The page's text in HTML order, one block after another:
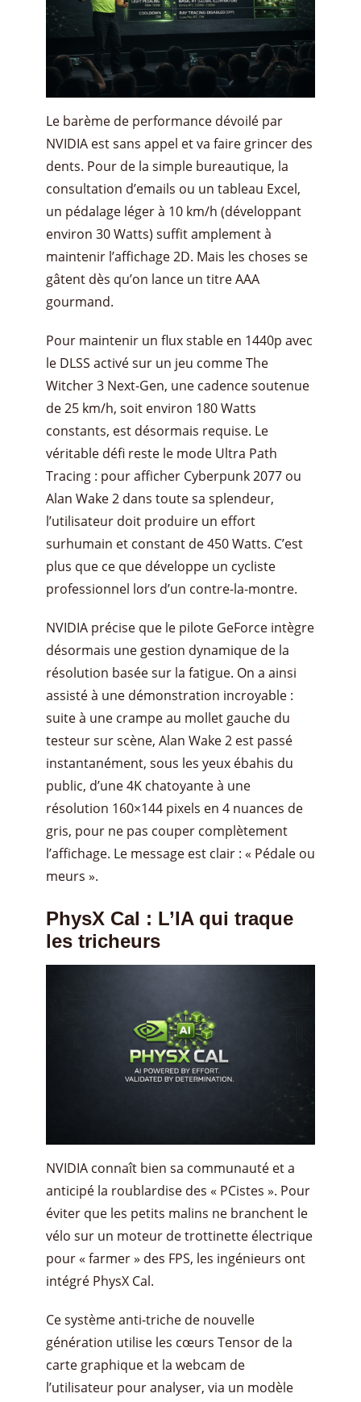
Le barème de performance dévoilé par
NVIDIA est sans appel et va faire grincer des
dents. Pour de la simple bureautique, la
consultation d’emails ou un tableau Excel,
un pédalage léger à 10 km/h (développant
environ 30 Watts) suffit amplement à
maintenir l’affichage 2D. Mais les choses se
gâtent dès qu’on lance un titre AAA
gourmand.
​Pour maintenir un flux stable en 1440p avec
le DLSS activé sur un jeu comme The
Witcher 3 Next-Gen, une cadence soutenue
de 25 km/h, soit environ 180 Watts
constants, est désormais requise. Le
véritable défi reste le mode Ultra Path
Tracing : pour afficher Cyberpunk 2077 ou
Alan Wake 2 dans toute sa splendeur,
l’utilisateur doit produire un effort
surhumain et constant de 450 Watts. C’est
plus que ce que développe un cycliste
professionnel lors d’un contre-la-montre.
​NVIDIA précise que le pilote GeForce intègre
désormais une gestion dynamique de la
résolution basée sur la fatigue. On a ainsi
assisté à une démonstration incroyable :
suite à une crampe au mollet gauche du
testeur sur scène, Alan Wake 2 est passé
instantanément, sous les yeux ébahis du
public, d’une 4K chatoyante à une
résolution 160×144 pixels en 4 nuances de
gris, pour ne pas couper complètement
l’affichage. Le message est clair : « Pédale ou
meurs ».
PhysX Cal : L’IA qui traque
les tricheurs
​NVIDIA connaît bien sa communauté et a
anticipé la roublardise des « PCistes ». Pour
éviter que les petits malins ne branchent le
vélo sur un moteur de trottinette électrique
pour « farmer » des FPS, les ingénieurs ont
intégré PhysX Cal.
​Ce système anti-triche de nouvelle
génération utilise les cœurs Tensor de la
carte graphique et la webcam de
l’utilisateur pour analyser, via un modèle